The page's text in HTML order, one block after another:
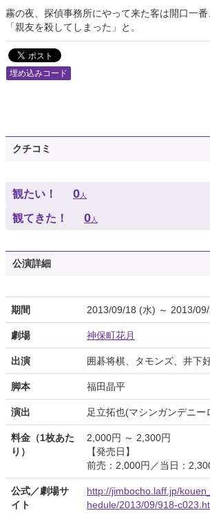
霧の夜、探偵事務所にやって来た客は開口一番
「親友を殺してしまった」と。
埋め込みコード
クチコミ
観たい！ 0人
観てきた！ 0人
公演詳細
期間 2013/09/18 (水) ～ 2013/
劇場 神保町花月
出演 囲碁将棋、タモンズ、井下
脚本 福田晶平
演出 足立拓也(マシンガンデニー
料金（1枚あた
り）
2,000円 ～ 2,300円
【発売日】
前売：2,000円／当日：
公式／劇場サ
イト
http://jimbocho.laff.jp/
hedule/2013/09/918-